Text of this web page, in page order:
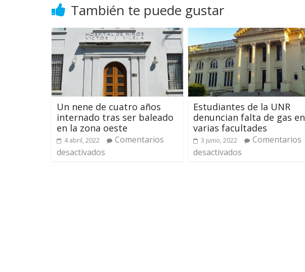
También te puede gustar
Un nene de cuatro años
internado tras ser baleado
en la zona oeste
4 abril, 2022
Comentarios
desactivados
Estudiantes de la UNR
denuncian falta de gas en
varias facultades
3 junio, 2022
Comentarios
desactivados